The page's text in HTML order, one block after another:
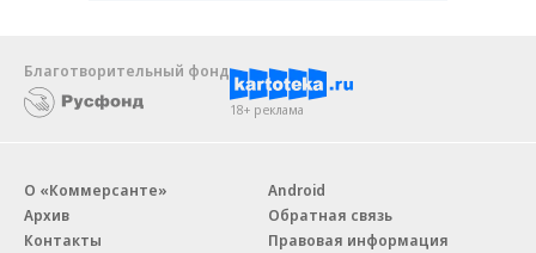
Благотворительный фонд
18+ реклама
О «Коммерсанте»
Архив
Контакты
Android
Обратная связь
Правовая информация